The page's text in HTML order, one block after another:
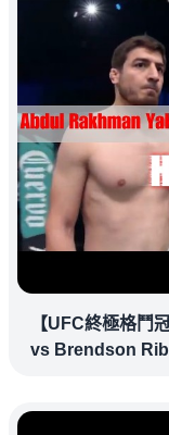
【UFC終極格
vs Brendson